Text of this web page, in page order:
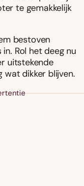
te gemakkelijk
bestoven
Rol het deeg nu
uitstekende
wat dikker blijven.